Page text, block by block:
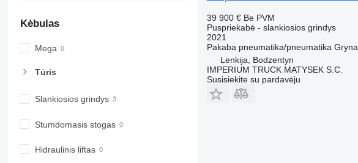
Kėbulas
Mega
Tūris
Slankiosios grindys
Stumdomasis stogas
Hidraulinis liftas
39 900 € Be PVM
Puspriekabė - slankiosios grindys
2021
Pakaba pneumatika/pneumatika
Lenkija, Bodzentyn
IMPERIUM TRUCK MATYSEK S.C.
Susisiekite su pardavėju